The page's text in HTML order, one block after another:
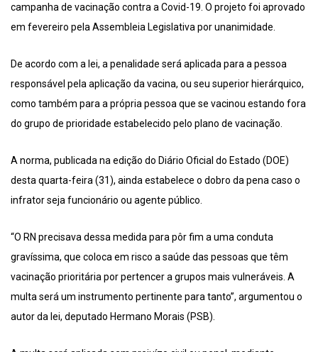
campanha de vacinação contra a Covid-19. O projeto foi aprovado
em fevereiro pela Assembleia Legislativa por unanimidade.
De acordo com a lei, a penalidade será aplicada para a pessoa
responsável pela aplicação da vacina, ou seu superior hierárquico,
como também para a própria pessoa que se vacinou estando fora
do grupo de prioridade estabelecido pelo plano de vacinação.
A norma, publicada na edição do Diário Oficial do Estado (DOE)
desta quarta-feira (31), ainda estabelece o dobro da pena caso o
infrator seja funcionário ou agente público.
“O RN precisava dessa medida para pôr fim a uma conduta
gravíssima, que coloca em risco a saúde das pessoas que têm
vacinação prioritária por pertencer a grupos mais vulneráveis. A
multa será um instrumento pertinente para tanto”, argumentou o
autor da lei, deputado Hermano Morais (PSB).